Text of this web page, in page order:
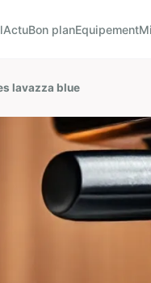
ActuBon planEquipement
lavazza blue